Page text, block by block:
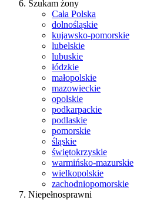
Szukam żony
Cała Polska
dolnośląskie
kujawsko-pomorskie
lubelskie
lubuskie
łódzkie
małopolskie
mazowieckie
opolskie
podkarpackie
podlaskie
pomorskie
śląskie
świętokrzyskie
warmińsko-mazurskie
wielkopolskie
zachodniopomorskie
Niepełnosprawni